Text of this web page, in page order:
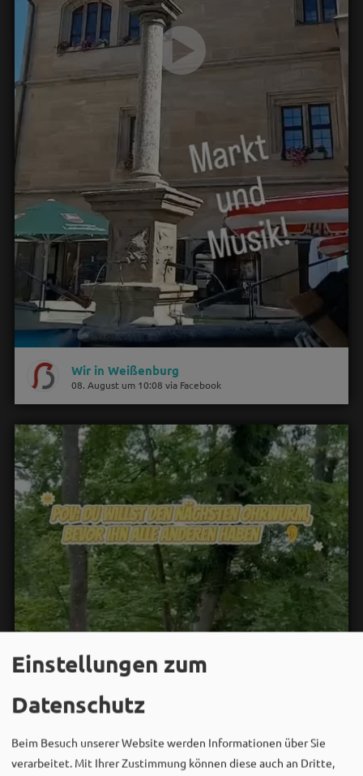
Wir in Weißenburg
08. August um 10:08 via Facebook
Einstellungen zum
Datenschutz
Beim Besuch unserer Website werden Informationen über Sie
verarbeitet. Mit Ihrer Zustimmung können diese auch an Dritte,